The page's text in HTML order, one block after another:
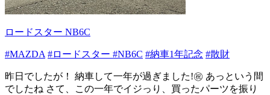
ロードスター NB6C
#MAZDA #ロードスター #NB6C #納車1年記念 #散財
昨日でしたが！ 納車して一年が過ぎました!㊗️ あっという間
でしたね さて、この一年でイジっり、買ったパーツを振り